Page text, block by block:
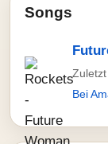
Songs
Bei